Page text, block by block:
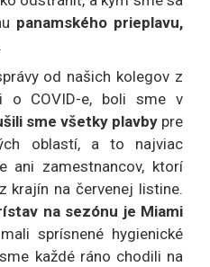
panamského prieplavu,
od našich kolegov z
o COVID-e, boli sme v
sme všetky plavby pre
oblastí, a to najviac
ani zamestnancov, ktorí
krajín na červenej listine.
na sezónu je Miami
sprísnené hygienické
každé ráno chodili na